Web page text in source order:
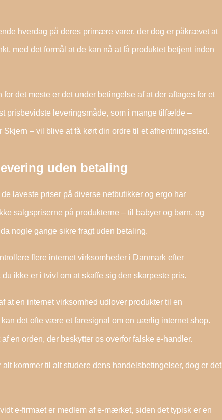
hverdag på deres primære varer, der dog er påkrævet at
med det formål at de kan nå at få produktet betjent inden
det meste er det under betingelse af at der aftages for et
prisbevidste leveringsmåde, som i mange tilfælde –
– vil blive at få kørt din ordre til et afhentningssted.
uden betaling
laveste priser på diverse netbutikker og ergo har
salgspriserne på produkterne – til babyer og børn, og
nogle gange sikre fragt uden betaling.
flere internet virksomheder i Danmark efter
ikke er i tvivl om at skaffe sig den skarpeste pris.
en internet virksomhed udlover produkter til en
det ofte være et faresignal om en uærlig internet shop.
en orden, der beskytter os overfor falske e-handler.
kommer til alt studere dens handelsbetingelser, dog er det
e-firmaet er medlem af e-mærket, siden det typisk er en